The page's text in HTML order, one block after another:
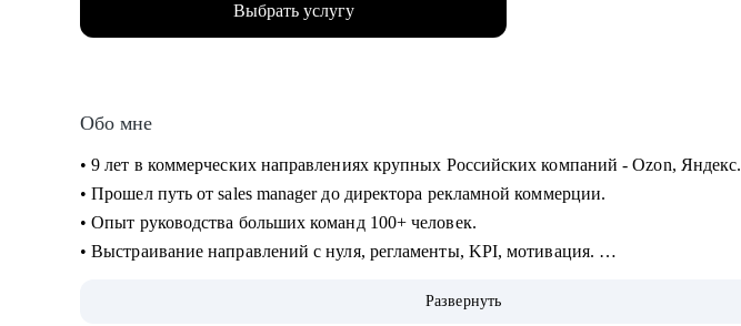
Выбрать услугу
Обо мне
• 9 лет в коммерческих направлениях крупных Российских компаний - Ozon, Яндекс.
• Прошел путь от sales manager до директора рекламной коммерции.
• Опыт руководства больших команд 100+ человек.
• Выстраивание направлений с нуля, регламенты, KPI, мотивация.
• Спикер-эксперт в Phoenix Education — бюро образовательных проектов.
Развернуть